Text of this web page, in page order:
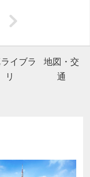
イブラ
リ
地図・交
通